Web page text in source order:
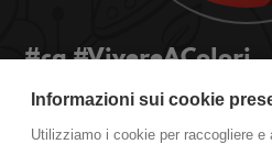
#cg #VivereAColori
Castel Guelfo di Bologna.
Informazioni sui cookie
Utilizziamo i cookie per raccogliere